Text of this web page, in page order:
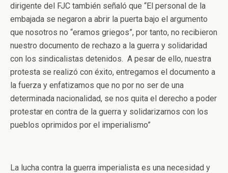
dirigente del FJC también señaló que “El personal de la
embajada se negaron a abrir la puerta bajo el argumento
que nosotros no “eramos griegos”, por tanto, no recibieron
nuestro documento de rechazo a la guerra y solidaridad
con los sindicalistas detenidos. A pesar de ello, nuestra
protesta se realizó con éxito, entregamos el documento a
la fuerza y enfatizamos que no por no ser de una
determinada nacionalidad, se nos quita el derecho a poder
protestar en contra de la guerra y solidarizarnos con los
pueblos oprimidos por el imperialismo”
La lucha contra la guerra imperialista es una necesidad y